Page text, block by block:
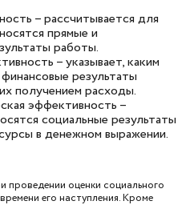
– рассчитывается для
прямые и
работы.
– указывает, каким
результаты
получением расходы.
эффективность –
социальные результаты
в денежном выражении.
проведении оценки социального
его наступления. Кроме